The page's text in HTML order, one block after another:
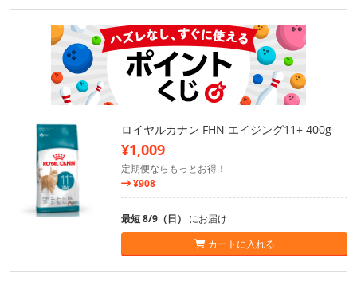
ロイヤルカナン FHN エイジング11+ 400g
¥1,009
定期便ならもっとお得！
¥908
最短 8/9（日） にお届け
カートに入れる